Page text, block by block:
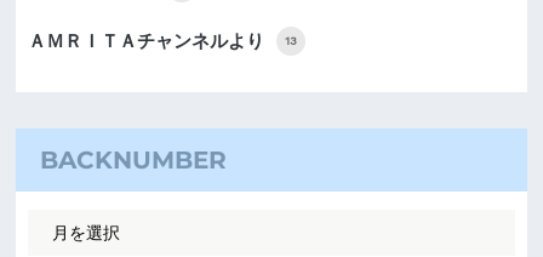
ＡＭＲＩＴＡチャンネルより 13
BACKNUMBER